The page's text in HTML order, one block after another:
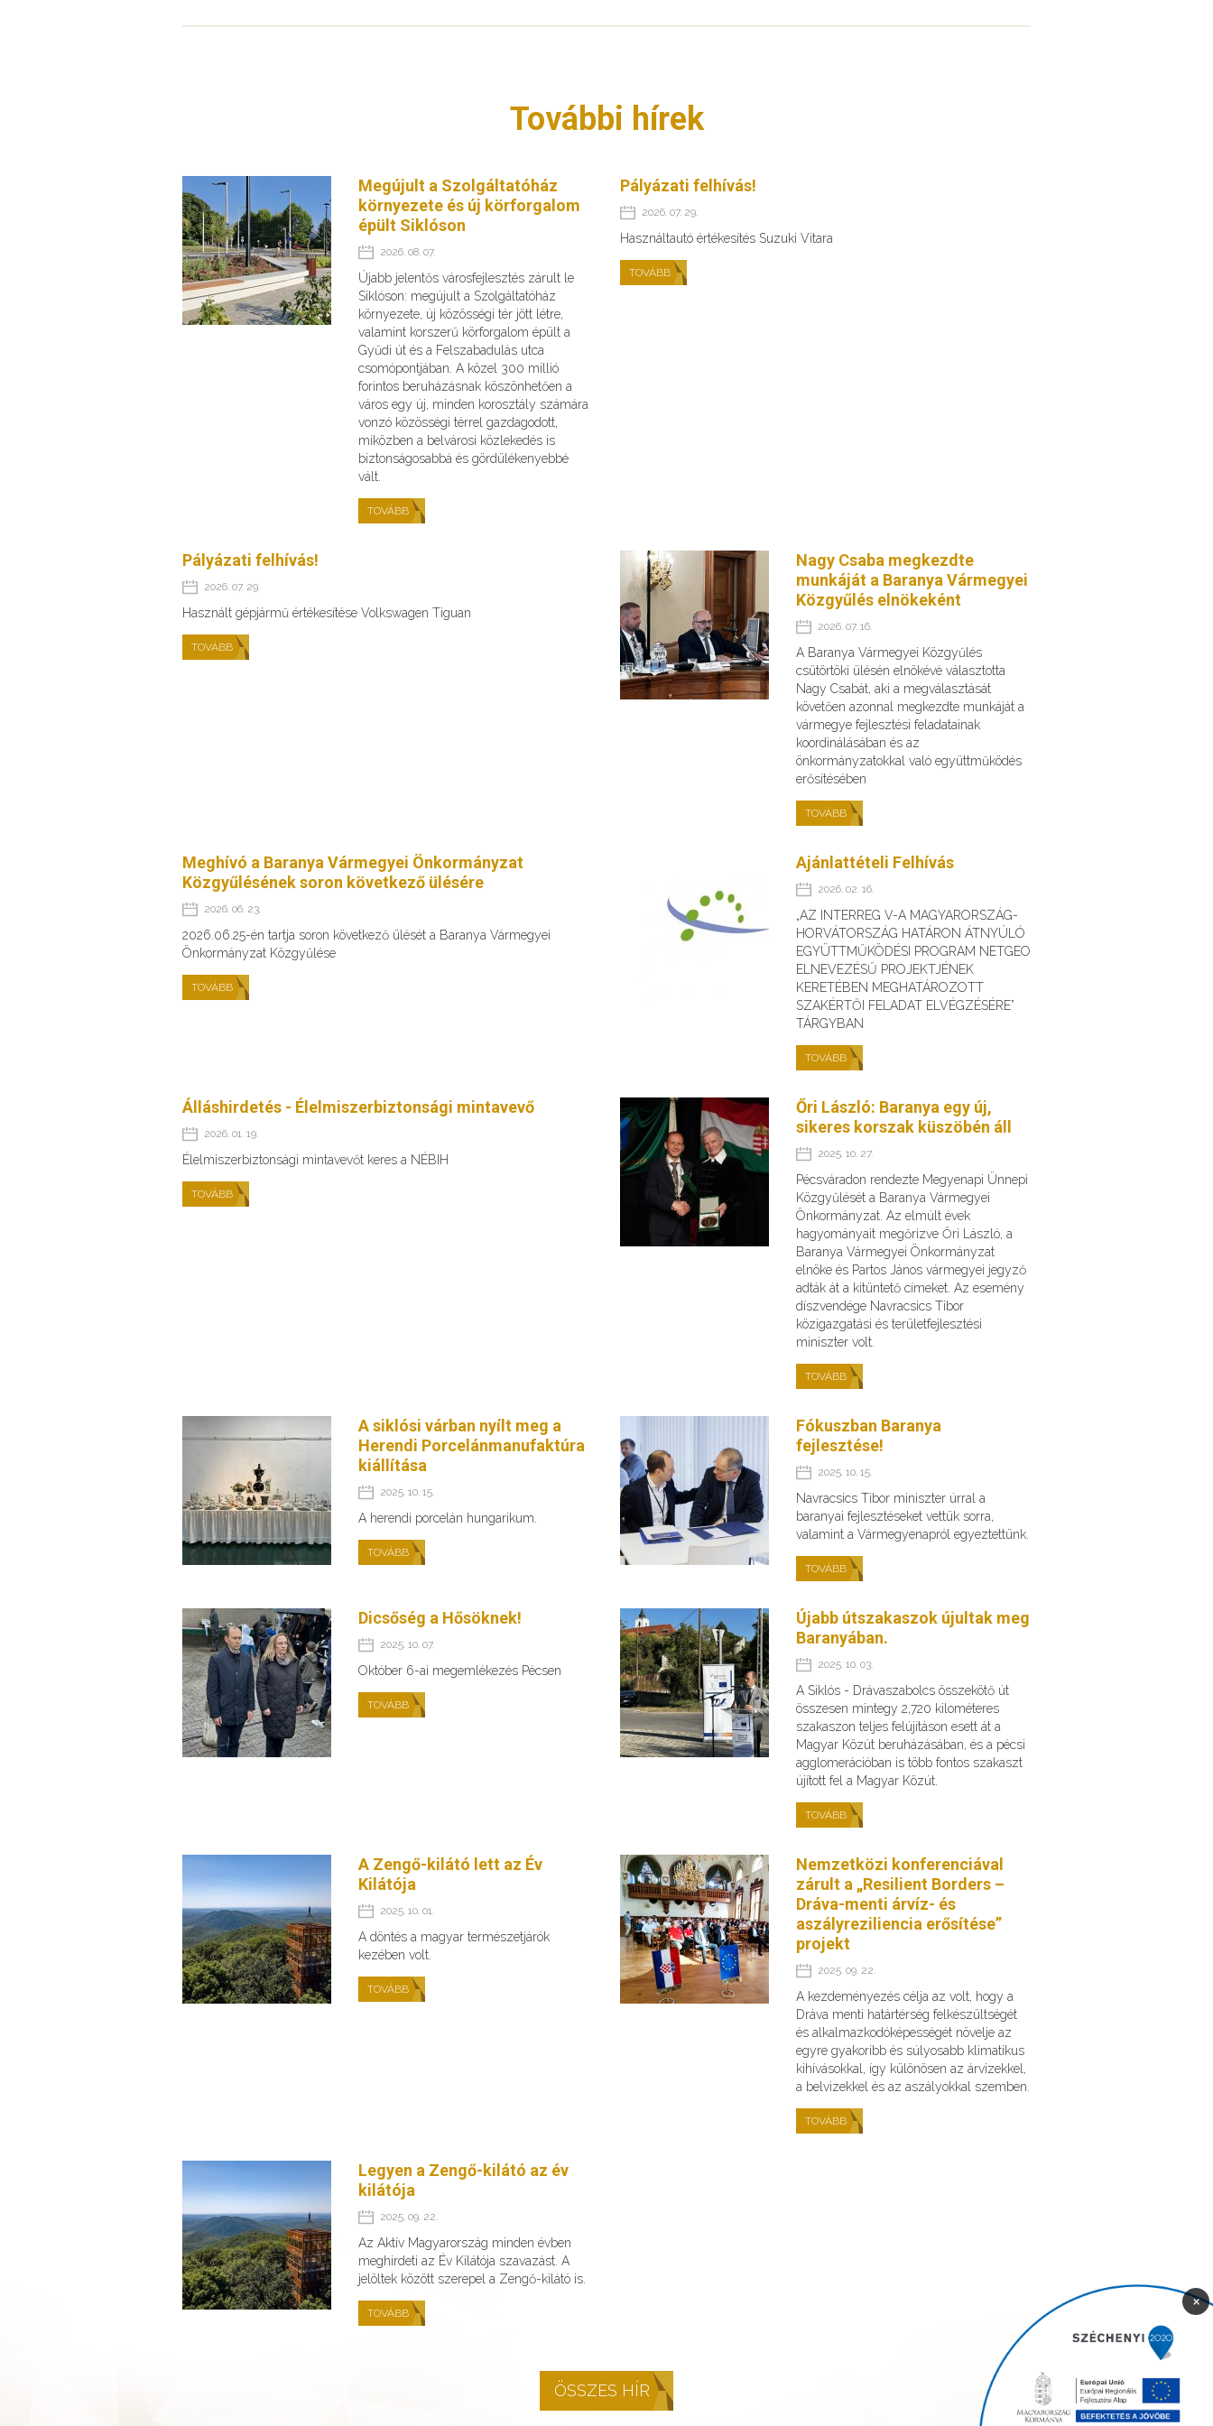
További hírek
Megújult a Szolgáltatóház
környezete és új körforgalom
épült Siklóson
2026. 08. 07.
Újabb jelentős városfejlesztés zárult le
Siklóson: megújult a Szolgáltatóház
környezete, új közösségi tér jött létre,
valamint korszerű körforgalom épült a
Gyűdi út és a Felszabadulás utca
csomópontjában. A közel 300 millió
forintos beruházásnak köszönhetően a
város egy új, minden korosztály számára
vonzó közösségi térrel gazdagodott,
miközben a belvárosi közlekedés is
biztonságosabbá és gördülékenyebbé
vált.
TOVÁBB
Pályázati felhívás!
2026. 07. 29.
Használtautó értékesítés Suzuki Vitara
TOVÁBB
Pályázati felhívás!
2026. 07. 29.
Használt gépjármű értékesítése Volkswagen Tiguan
TOVÁBB
Nagy Csaba megkezdte
munkáját a Baranya Vármegyei
Közgyűlés elnökeként
2026. 07. 16.
A Baranya Vármegyei Közgyűlés
csütörtöki ülésén elnökévé választotta
Nagy Csabát, aki a megválasztását
követően azonnal megkezdte munkáját a
vármegye fejlesztési feladatainak
koordinálásában és az
önkormányzatokkal való együttműködés
erősítésében
TOVÁBB
Meghívó a Baranya Vármegyei Önkormányzat
Közgyűlésének soron következő ülésére
2026. 06. 23.
2026.06.25-én tartja soron következő ülését a Baranya Vármegyei
Önkormányzat Közgyűlése
TOVÁBB
Ajánlattételi Felhívás
2026. 02. 16.
„AZ INTERREG V-A MAGYARORSZÁG-
HORVÁTORSZÁG HATÁRON ÁTNYÚLÓ
EGYÜTTMŰKÖDÉSI PROGRAM NETGEO
ELNEVEZÉSŰ PROJEKTJÉNEK
KERETÉBEN MEGHATÁROZOTT
SZAKÉRTŐI FELADAT ELVÉGZÉSÉRE”
TÁRGYBAN
TOVÁBB
Álláshirdetés - Élelmiszerbiztonsági mintavevő
2026. 01. 19.
Élelmiszerbiztonsági mintavevőt keres a NÉBIH
TOVÁBB
Őri László: Baranya egy új,
sikeres korszak küszöbén áll
2025. 10. 27.
Pécsváradon rendezte Megyenapi Ünnepi
Közgyűlését a Baranya Vármegyei
Önkormányzat. Az elmúlt évek
hagyományait megőrizve Őri László, a
Baranya Vármegyei Önkormányzat
elnöke és Partos János vármegyei jegyző
adták át a kitüntető címeket. Az esemény
díszvendége Navracsics Tibor
közigazgatási és területfejlesztési
miniszter volt.
TOVÁBB
A siklósi várban nyílt meg a
Herendi Porcelánmanufaktúra
kiállítása
2025. 10. 15.
A herendi porcelán hungarikum.
TOVÁBB
Fókuszban Baranya
fejlesztése!
2025. 10. 15.
Navracsics Tibor miniszter úrral a
baranyai fejlesztéseket vettük sorra,
valamint a Vármegyenapról egyeztettünk.
TOVÁBB
Dicsőség a Hősöknek!
2025. 10. 07.
Október 6-ai megemlékezés Pécsen
TOVÁBB
Újabb útszakaszok újultak meg
Baranyában.
2025. 10. 03.
A Siklós - Drávaszabolcs összekötő út
összesen mintegy 2,720 kilométeres
szakaszon teljes felújításon esett át a
Magyar Közút beruházásában, és a pécsi
agglomerációban is több fontos szakaszt
újított fel a Magyar Közút.
TOVÁBB
A Zengő-kilátó lett az Év
Kilátója
2025. 10. 01.
A döntés a magyar természetjárók
kezében volt.
TOVÁBB
Nemzetközi konferenciával
zárult a „Resilient Borders –
Dráva-menti árvíz- és
aszályreziliencia erősítése”
projekt
2025. 09. 22.
A kezdeményezés célja az volt, hogy a
Dráva menti határtérség felkészültségét
és alkalmazkodóképességét növelje az
egyre gyakoribb és súlyosabb klimatikus
kihívásokkal, így különösen az árvizekkel,
a belvizekkel és az aszályokkal szemben.
TOVÁBB
Legyen a Zengő-kilátó az év
kilátója
2025. 09. 22.
Az Aktív Magyarország minden évben
meghirdeti az Év Kilátója szavazást. A
jelöltek között szerepel a Zengő-kilátó is.
TOVÁBB
ÖSSZES HÍR
×